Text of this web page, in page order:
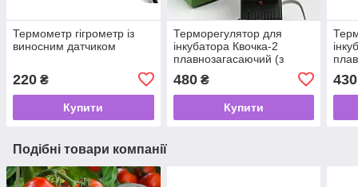
Термометр гігрометр із
виносним датчиком
220 ₴
Купити
Терморегулятор для
інкубатора Квочка-2
плавнозагасаючий (з
480₴
Купити
430
Подібні товари компанії